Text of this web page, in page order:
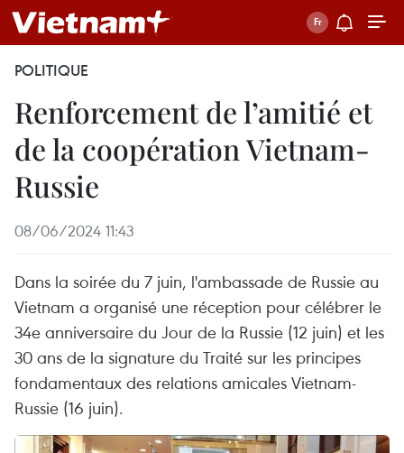
POLITIQUE
Renforcement de l’amitié et
de la coopération Vietnam-
Russie
08/06/2024 11:43
Dans la soirée du 7 juin, l'ambassade de Russie au
Vietnam a organisé une réception pour célébrer le
34e anniversaire du Jour de la Russie (12 juin) et les
30 ans de la signature du Traité sur les principes
fondamentaux des relations amicales Vietnam-
Russie (16 juin).